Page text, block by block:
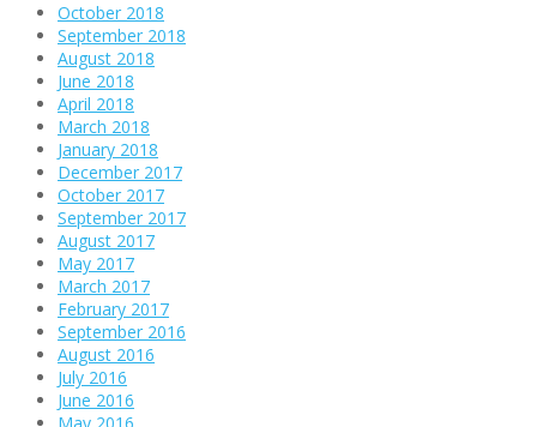
October 2018
September 2018
August 2018
June 2018
April 2018
March 2018
January 2018
December 2017
October 2017
September 2017
August 2017
May 2017
March 2017
February 2017
September 2016
August 2016
July 2016
June 2016